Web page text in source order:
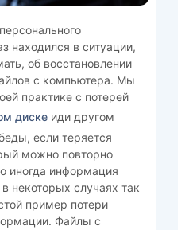
находился в ситуации,
об восстановлении
с компьютера. Мы
практике с потерей
дискеиди другом
если теряется
можно повторно
иногда информация
некоторых случаях так
пример потери
Файлы с